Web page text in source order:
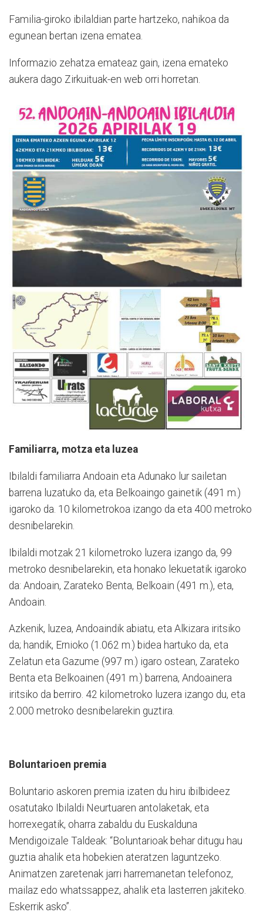
Familia-giroko ibilaldian parte hartzeko, nahikoa da
egunean bertan izena ematea.
Informazio zehatza emateaz gain, izena emateko
aukera dago Zirkuituak-en web orri horretan.
Familiarra, motza eta luzea
Ibilaldi familiarra Andoain eta Adunako lur sailetan
barrena luzatuko da, eta Belkoaingo gainetik (491 m.)
igaroko da. 10 kilometrokoa izango da eta 400 metroko
desnibelarekin.
Ibilaldi motzak 21 kilometroko luzera izango da, 99
metroko desnibelarekin, eta honako lekuetatik igaroko
da: Andoain, Zarateko Benta, Belkoain (491 m.), eta,
Andoain.
Azkenik, luzea, Andoaindik abiatu, eta Alkizara iritsiko
da; handik, Ernioko (1.062 m.) bidea hartuko da, eta
Zelatun eta Gazume (997 m.) igaro ostean, Zarateko
Benta eta Belkoainen (491 m.) barrena, Andoainera
iritsiko da berriro. 42 kilometroko luzera izango du, eta
2.000 metroko desnibelarekin guztira.
Boluntarioen premia
Boluntario askoren premia izaten du hiru ibilbideez
osatutako Ibilaldi Neurtuaren antolaketak, eta
horrexegatik, oharra zabaldu du Euskalduna
Mendigoizale Taldeak: “Boluntarioak behar ditugu hau
guztia ahalik eta hobekien ateratzen laguntzeko.
Animatzen zaretenak jarri harremanetan telefonoz,
mailaz edo whatssappez, ahalik eta lasterren jakiteko.
Eskerrik asko”.